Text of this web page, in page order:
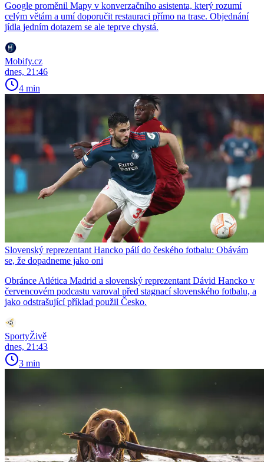
Google proměnil Mapy v konverzačního asistenta, který rozumí
celým větám a umí doporučit restauraci přímo na trase. Objednání
jídla jedním dotazem se ale teprve chystá.
Mobify.cz
dnes, 21:46
4 min
Slovenský reprezentant Hancko pálí do českého fotbalu: Obávám
se, že dopadneme jako oni
Obránce Atlética Madrid a slovenský reprezentant Dávid Hancko v
červencovém podcastu varoval před stagnací slovenského fotbalu, a
jako odstrašující příklad použil Česko.
SportyŽivě
dnes, 21:43
3 min